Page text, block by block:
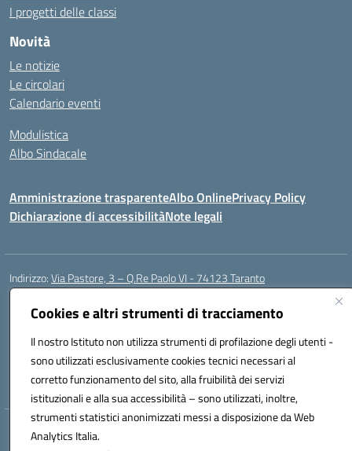
Cookies e altri strumenti di tracciamento
Il nostro Istituto non utilizza strumenti di profilazione degli utenti -
sono utilizzati esclusivamente cookies tecnici necessari al
corretto funzionamento del sito, alla fruibilità dei servizi
istituzionali e alla sua accessibilità – sono utilizzati, inoltre,
strumenti statistici anonimizzati messi a disposizione da Web
Analytics Italia.
I progetti delle classi
Novità
Le notizie
Le circolari
Calendario eventi
Modulistica
Albo Sindacale
Amministrazione trasparenteAlbo OnlinePrivacy Policy
Dichiarazione di accessibilitàNote legali
Indirizzo:Via Pastore, 3 – Q.Re Paolo VI - 74123 Taranto
Centralino:
Posta elettronica certificata (PEC):TAIC873006@pec.istruzione.it
Codice fiscale: 90279480736
Codice meccanografico:TAIC873006
Codice unico di fatturazione (CUF): 488XBQ
Hosting & Powered by 3D Solution S.r.l.